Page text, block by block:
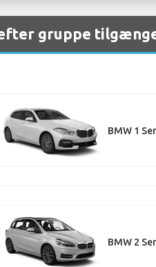
gruppe
BMW 1
BMW 2